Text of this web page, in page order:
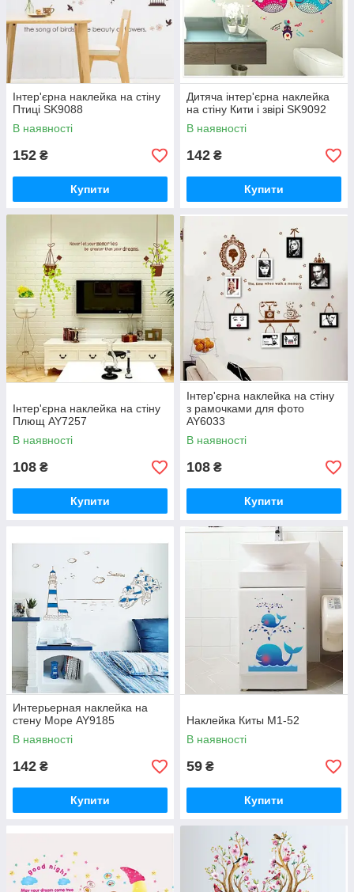
Інтер'єрна наклейка на стіну
Птиці SK9088
В наявності
152 ₴
Купити
Дитяча інтер'єрна наклейка
на стіну Кити і звірі SK9092
В наявності
142 ₴
Купити
Інтер'єрна наклейка на стіну
Плющ AY7257
В наявності
108 ₴
Купити
Інтер'єрна наклейка на стіну
з рамочками для фото
AY6033
В наявності
108 ₴
Купити
Интерьерная наклейка на
стену Море AY9185
В наявності
142 ₴
Купити
Наклейка Киты M1-52
В наявності
59 ₴
Купити